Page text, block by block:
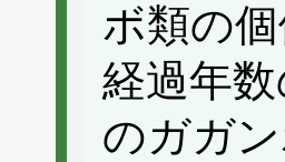
ボ類の
経過年
のガガ